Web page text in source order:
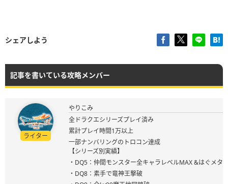
シェアしよう
記事を書いている攻略メンバー
ライター
やりこみ
全ドラクエシリーズプレイ済み
累計プレイ時間1万以上
一部ナンバリングのトロコン達成
【シリーズ別実績】
・DQ5：仲間モンスター全キャラレベルMAX &はぐメタ
・DQ8：素手で竜神王撃破